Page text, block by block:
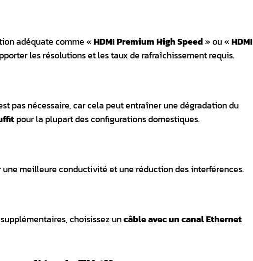
adéquate comme «HDMI Premium High Speed» ou «HDMI
les résolutions et les taux de rafraîchissement requis.
pas nécessaire, car cela peut entraîner une dégradation du
pour la plupart des configurations domestiques.
meilleure conductivité et une réduction des interférences.
choisissez uncâble avec un canal Ethernet